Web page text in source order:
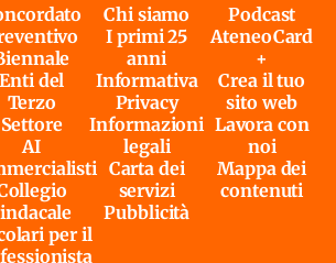
Enti del
Terzo
Settore
AI
per il
Chi siamo
I primi 25
anni
Informativa
Privacy
Informazioni
legali
Carta dei
servizi
Pubblicità
Podcast
AteneoCard
+
Crea il tuo
sito web
Lavora con
noi
Mappa dei
contenuti